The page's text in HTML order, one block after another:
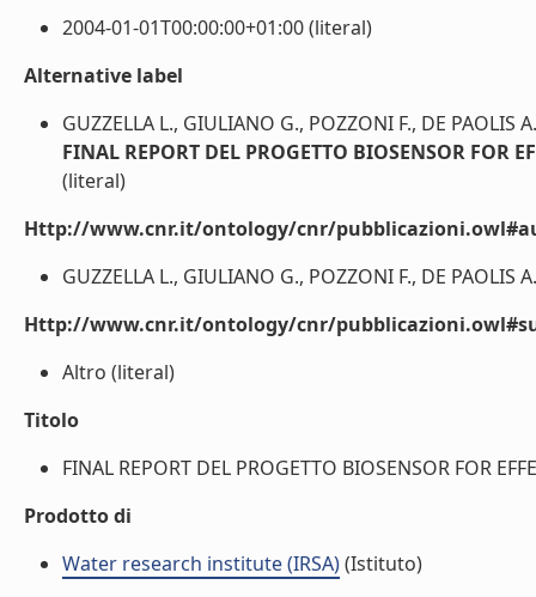
2004-01-01T00:00:00+01:00 (literal)
Alternative label
GUZZELLA L., GIULIANO G., POZZONI F., DE PAOLIS
FINAL REPORT DEL PROGETTO BIOSENSOR FOR
(literal)
Http://www.cnr.it/ontology/cnr/
GUZZELLA L., GIULIANO G., POZZONI F., DE PAOLIS
Http://www.cnr.it/ontology/cnr/
Altro (literal)
Titolo
FINAL REPORT DEL PROGETTO BIOSENSOR FOR
Prodotto di
Water research institute (IRSA)(Istituto)